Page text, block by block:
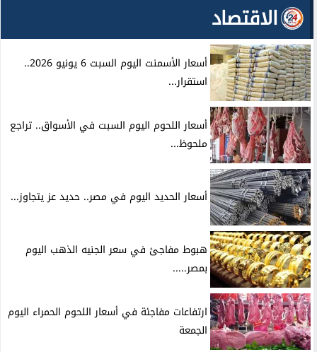
الاقتصاد
أسعار الأسمنت اليوم السبت 6 يونيو 2026..
استقرار...
أسعار اللحوم اليوم السبت في الأسواق.. تراجع
ملحوظ...
أسعار الحديد اليوم في مصر.. حديد عز يتجاوز...
هبوط مفاجئ في سعر الجنيه الذهب اليوم
بمصر.....
ارتفاعات مفاجئة في أسعار اللحوم الحمراء اليوم
الجمعة